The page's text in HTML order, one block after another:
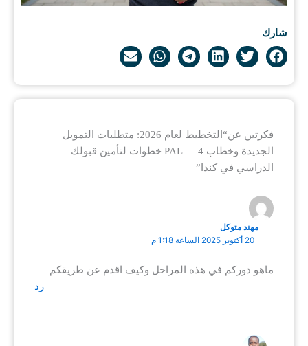
شارك
فكرتين عن“التخطيط لعام 2026: متطلبات التمويل
الجديدة وخطاب PAL — 4 خطوات لتأمين قبولك
الدراسي في كندا”
مهند متوكل
20 أكتوبر 2025 الساعة 1:18 م
ماهو دوركم في هذه المراحل وكيف اقدم عن طريقكم
رد